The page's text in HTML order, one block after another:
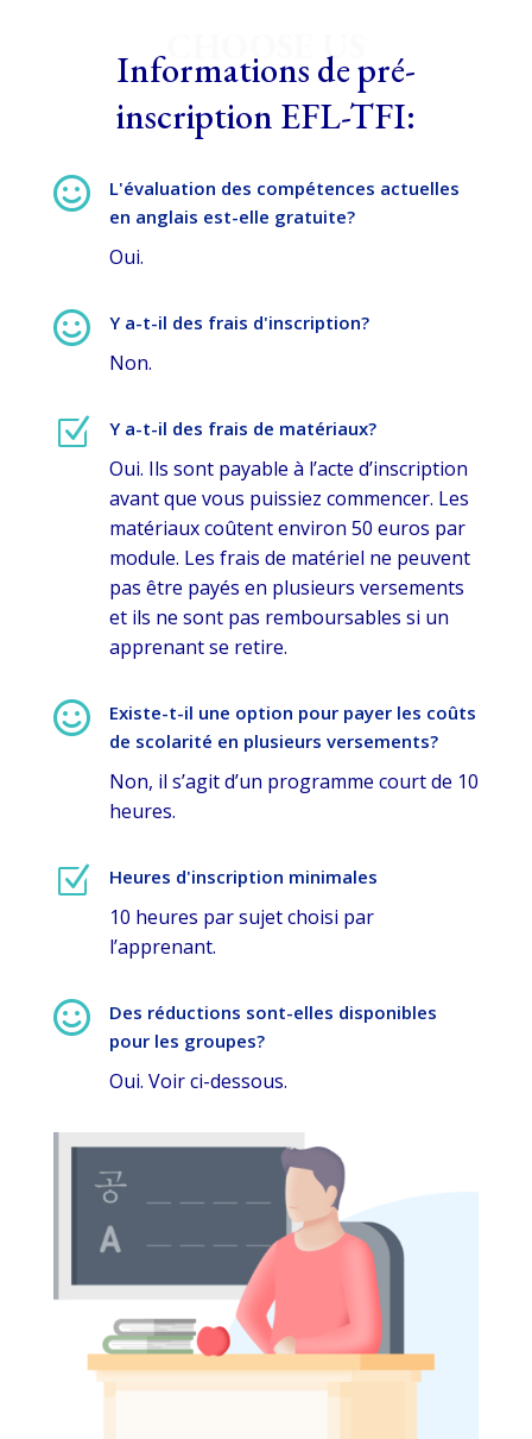
CHOOSE US
Informations de pré-
inscription EFL-TFI:

L'évaluation des compétences actuelles
en anglais est-elle gratuite?
Oui.
 Y a-t-il des frais d'inscription?
Non.
Z Y a-t-il des frais de matériaux?
Oui. Ils sont payable à l’acte d’inscription
avant que vous puissiez commencer. Les
matériaux coûtent environ 50 euros par
module. Les frais de matériel ne peuvent
pas être payés en plusieurs versements
et ils ne sont pas remboursables si un
apprenant se retire.

Existe-t-il une option pour payer les coûts
de scolarité en plusieurs versements?
Non, il s’agit d’un programme court de 10
heures.
Z Heures d'inscription minimales
10 heures par sujet choisi par
l’apprenant.

Des réductions sont-elles disponibles
pour les groupes?
Oui. Voir ci-dessous.